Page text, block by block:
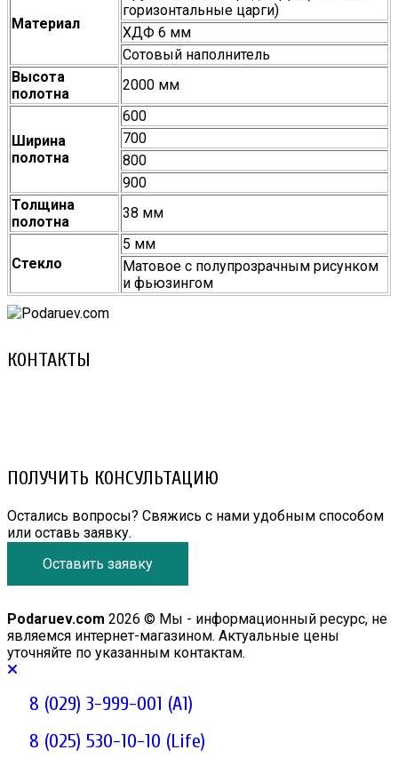
Материал
горизонтальные царги)
ХДФ 6 мм
Сотовый наполнитель
Высота
полотна
2000 мм
Ширина
полотна
600
700
800
900
Толщина
полотна
38 мм
Стекло
5 мм
Матовое с полупрозрачным рисунком
и фьюзингом
КОНТАКТЫ
ПОЛУЧИТЬ КОНСУЛЬТАЦИЮ
Остались вопросы? Свяжись с нами удобным способом
или оставь заявку.
Оставить заявку
Podaruev.com 2026 © Мы - информационный ресурс, не
являемся интернет-магазином. Актуальные цены
уточняйте по указанным контактам.
8 (029) 3-999-001 (A1)
8 (025) 530-10-10 (Life)